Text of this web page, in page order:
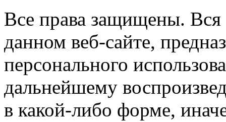
Все права защищены.
данном веб-сайте,
персонального
дальнейшему
в какой-либо форме,